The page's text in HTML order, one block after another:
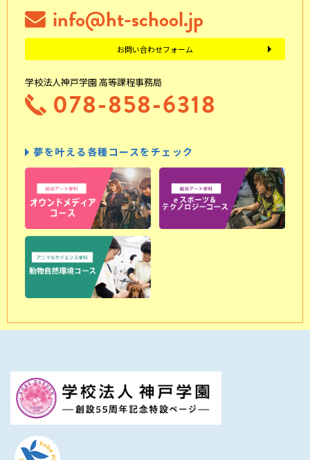
info@ht-school.jp
お問い合わせフォーム
学校法人神戸学園 高等課程事務局
078-858-6318
夢を叶える各種コースをチェック